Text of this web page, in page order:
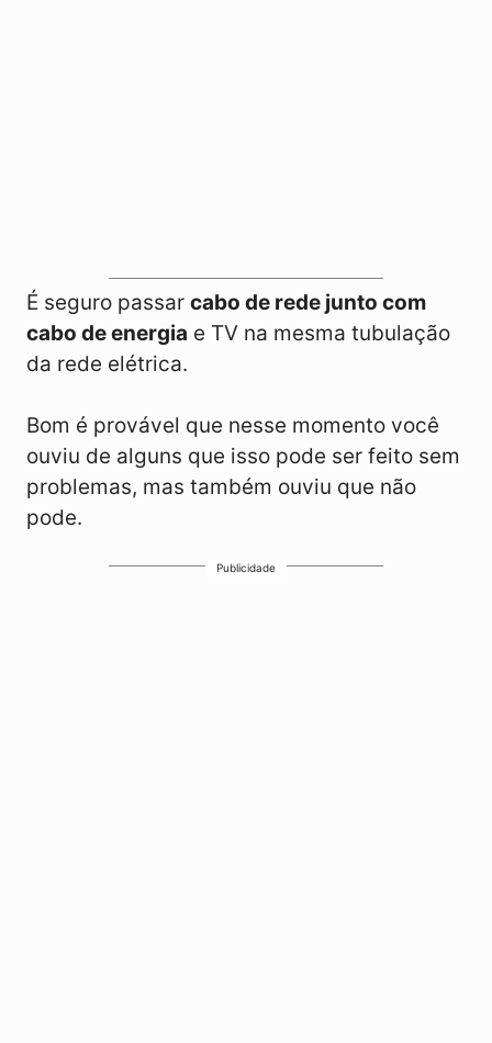
É seguro passar cabo de rede junto com
cabo de energia e TV na mesma tubulação
da rede elétrica.
Bom é provável que nesse momento você
ouviu de alguns que isso pode ser feito sem
problemas, mas também ouviu que não
pode.
Publicidade